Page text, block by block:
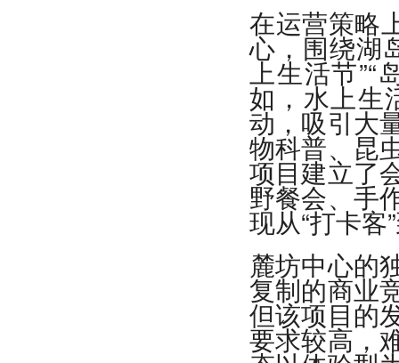
在运营策略
心，围绕湖
上生活节”“
如，水上生
动，吸引大
物科普、昆
项目建立了
野餐会、手
现从“打卡客
麓坊中心的
复制的商业
但该项目的
要求较高，